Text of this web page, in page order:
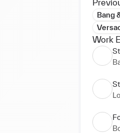
Doté
les
Mon
et les
Prêt à
et ma
Bang
Work